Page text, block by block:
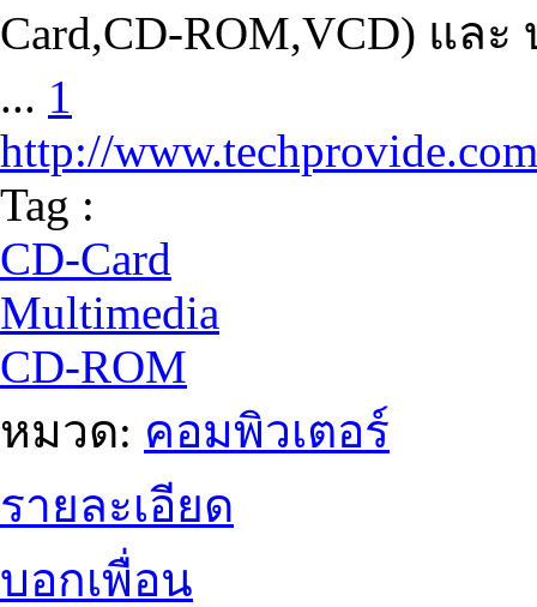
Card,CD-ROM,VCD) แล
... 1
http://www.techprovide.com
Tag :
CD-Card
Multimedia
CD-ROM
หมวด: คอมพิวเตอร์
รายละเอียด
บอกเพื่อน